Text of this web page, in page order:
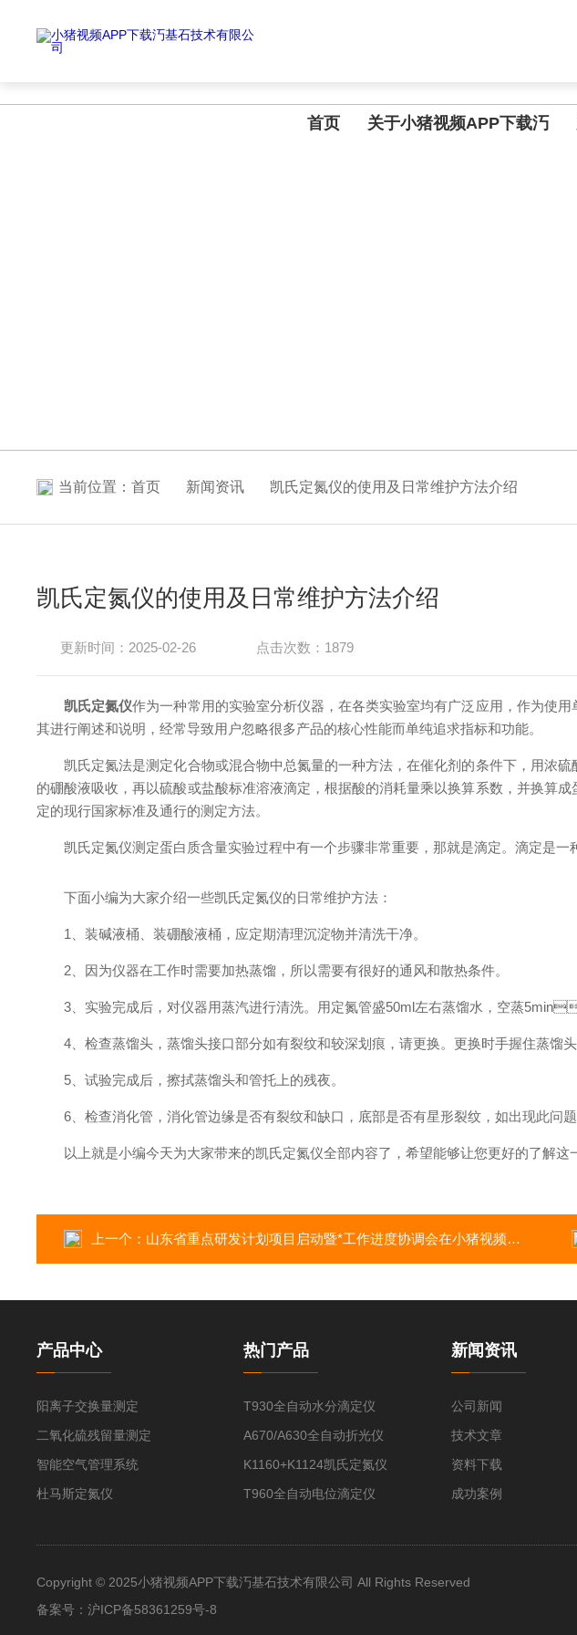
首页 关于小猪视频APP下载汅
当前位置： 首页 新闻资讯 凯氏定氮仪的使用及日常维护方法介绍
凯氏定氮仪的使用及日常维护方法介绍
更新时间：2025-02-26 点击次数：1879
凯氏定氮仪作为一种常用的实验室分析仪器，在各类实验室均有广泛应用，作为使
其进行阐述和说明，经常导致用户忽略很多产品的核心性能而单纯追求指标和功能。
凯氏定氮法是测定化合物或混合物中总氮量的一种方法，在催化剂的条件下，用浓
的硼酸液吸收，再以硫酸或盐酸标准溶液滴定，根据酸的消耗量乘以换算系数，并换
定的现行国家标准及通行的测定方法。
凯氏定氮仪测定蛋白质含量实验过程中有一个步骤非常重要，那就是滴定。滴定是
下面小编为大家介绍一些凯氏定氮仪的日常维护方法：
1、装碱液桶、装硼酸液桶，应定期清理沉淀物并清洗干净。
2、因为仪器在工作时需要加热蒸馏，所以需要有很好的通风和散热条件。
3、实验完成后，对仪器用蒸汽进行清洗。用定氮管盛50ml左右蒸馏水，空蒸
4、检查蒸馏头，蒸馏头接口部分如有裂纹和较深划痕，请更换。更换时手握住蒸馏头
5、试验完成后，擦拭蒸馏头和管托上的残夜。
6、检查消化管，消化管边缘是否有裂纹和缺口，底部是否有星形裂纹，如出现此问题请
以上就是小编今天为大家带来的凯氏定氮仪全部内容了，希望能够让您更好的了解这一产
上一个： 山东省重点研发计划项目启动暨*工作进度协调会在小猪视频APP下载汅仪器产业园召开
产品中心
阳离子交换量测定
二氧化硫残留量测定
智能空气管理系统
杜马斯定氮仪
热门产品
T930全自动水分滴定仪
A670/A630全自动折光仪
K1160+K1124凯氏定氮仪
T960全自动电位滴定仪
新闻资讯
公司新闻
技术文章
资料下载
成功案例
Copyright © 2025小猪视频APP下载汅基石技术有限公司 All Rights Reserved
备案号： 沪ICP备58361259号-8